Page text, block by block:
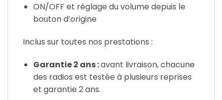
ON/OFF et réglage du volume depuis le
bouton d’origine
Inclus sur toutes nos prestations :
Garantie 2 ans :avant livraison, chacune
des radios est testée à plusieurs reprises
et garantie 2 ans.